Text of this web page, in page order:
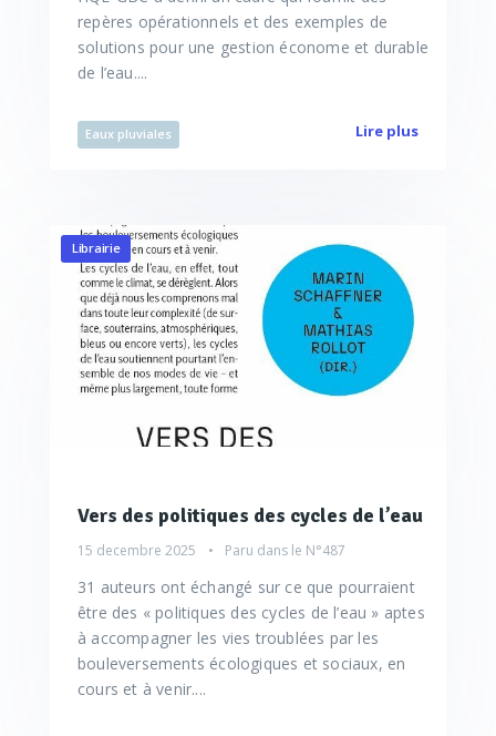
repères opérationnels et des exemples de
solutions pour une gestion économe et durable
de l’eau....
Eaux pluviales Lire plus
Librairie
Vers des politiques des cycles de l’eau
15 decembre 2025 Paru dans le N°487
31 auteurs ont échangé sur ce que pourraient
être des « politiques des cycles de l’eau » aptes
à accompagner les vies troublées par les
bouleversements écologiques et sociaux, en
cours et à venir....